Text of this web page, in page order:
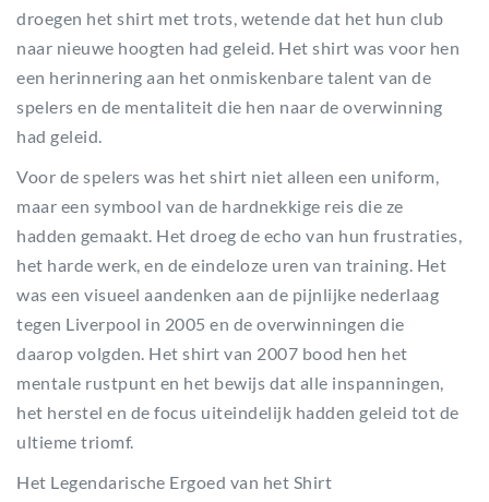
droegen het shirt met trots, wetende dat het hun club
naar nieuwe hoogten had geleid. Het shirt was voor hen
een herinnering aan het onmiskenbare talent van de
spelers en de mentaliteit die hen naar de overwinning
had geleid.
Voor de spelers was het shirt niet alleen een uniform,
maar een symbool van de hardnekkige reis die ze
hadden gemaakt. Het droeg de echo van hun frustraties,
het harde werk, en de eindeloze uren van training. Het
was een visueel aandenken aan de pijnlijke nederlaag
tegen Liverpool in 2005 en de overwinningen die
daarop volgden. Het shirt van 2007 bood hen het
mentale rustpunt en het bewijs dat alle inspanningen,
het herstel en de focus uiteindelijk hadden geleid tot de
ultieme triomf.
Het Legendarische Ergoed van het Shirt